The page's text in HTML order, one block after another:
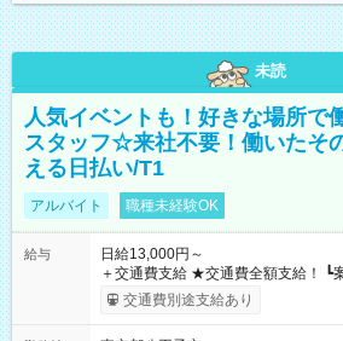
未読
人気イベントも！好きな場所で
スタッフ☆来社不要！働いたそ
える日払い/T1
アルバイト 職種未経験OK
給与
日給13,000円～
＋交通費支給 ★交通費全額支給！ ┗案件により規定あり ★日払
いOK！（規定あり） ┗働いたその
ンビニATMから 日払い分を引き落とせます！ 【
交通費別途支給あり